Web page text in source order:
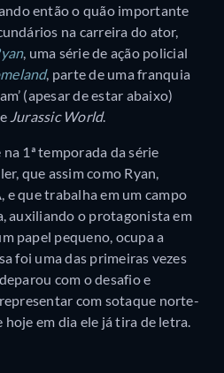
então o quão importante
na carreira do ator,
, uma série de ação policial
, parte de uma franquia
(apesar de estar abaixo)
Jurassic World.
1ª temporada da série
que assim como Ryan,
e que trabalha em um campo
auxiliando o protagonista em
papel pequeno, ocupa a
foi uma das primeiras vezes
com o desafio e
com sotaque norte-
em dia ele já tira de letra.